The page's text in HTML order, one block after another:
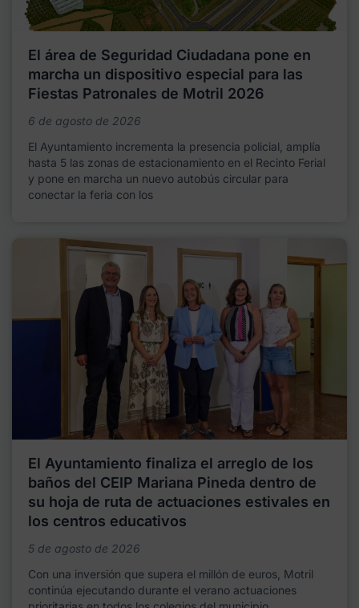
El área de Seguridad Ciudadana pone en
marcha un dispositivo especial para las
Fiestas Patronales de Motril 2026
6 de agosto de 2026
El Ayuntamiento incrementa la presencia policial, amplía
hasta 5 las zonas de estacionamiento en el Recinto Ferial
y pone en marcha un nuevo autobús circular para
conectar la feria con los
El Ayuntamiento finaliza el arreglo de los
baños del CEIP Mariana Pineda dentro de
su hoja de ruta de actuaciones estivales en
los centros educativos
5 de agosto de 2026
Con una inversión que supera el millón de euros, Motril
continúa ejecutando durante el verano actuaciones